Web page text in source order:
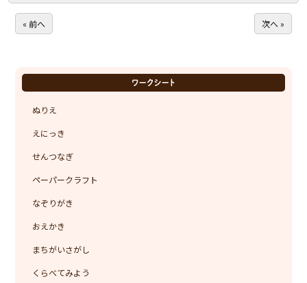
« 前へ 次へ »
ワークシート
ぬりえ
えにっき
せんつなぎ
ペーパークラフト
なぞりがき
おえかき
まちがいさがし
くらべてみよう